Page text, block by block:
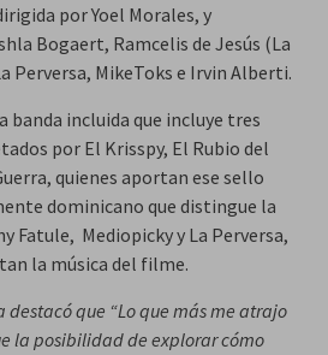
por Yoel Morales, y
Bogaert, Ramcelis de Jesús (La
Perversa, MikeToks e Irvin Alberti.
banda incluida que incluye tres
por El Krisspy, El Rubio del
quienes aportan ese sello
dominicano que distingue la
Fatule, Mediopicky y La Perversa,
la música del filme.
que “Lo que más me atrajo
la posibilidad de explorar cómo